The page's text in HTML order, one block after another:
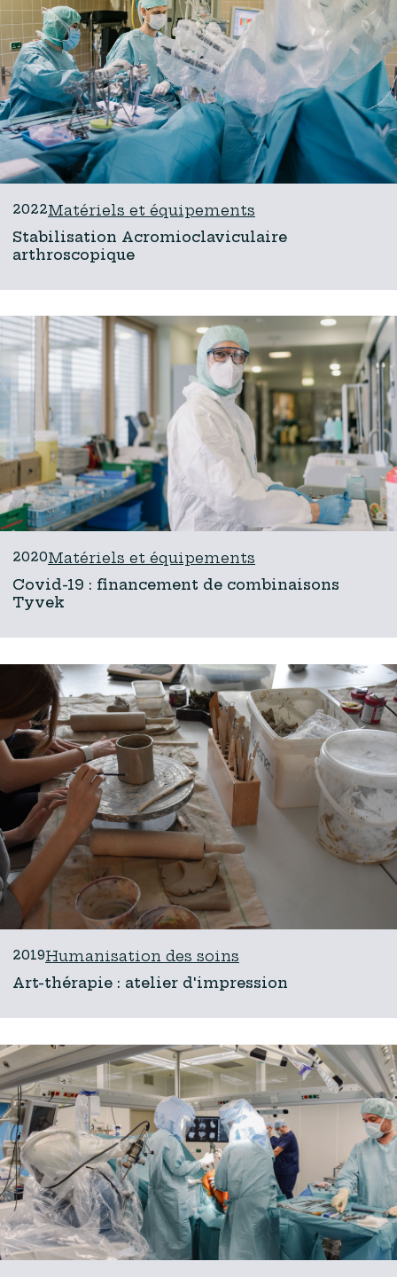
2022Matériels et équipements
Stabilisation Acromioclaviculaire
arthroscopique
2020Matériels et équipements
Covid-19 : financement de combinaisons
Tyvek
2019Humanisation des soins
Art-thérapie : atelier d'impression